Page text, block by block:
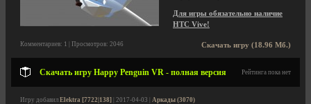
Для игры обязательно наличие
HTC Vive!
Скачать игру (18.96 Мб.)
Комментариев: 1 | Просмотров: 2046
Скачать игру Happy Penguin VR - полная версия Рейтинга пока нет
Игру добавил Elektra [7722|138] | 2017-04-03 | Аркады (3070)